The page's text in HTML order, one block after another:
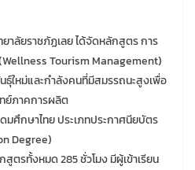
าลัยราชภัฏเลย ได้จัดหลักสูตร การ
Tourism Management)
ใหม่และกำลังคนที่มีสมรรถนะสูงเพื่อ
ย์ภาคการผลิต
มศึกษาไทย ประเภทประกาศนียบัตร
Degree)
สูตรทั้งหมด 285 ชั่วโมง มีผู้เข้าเรียน